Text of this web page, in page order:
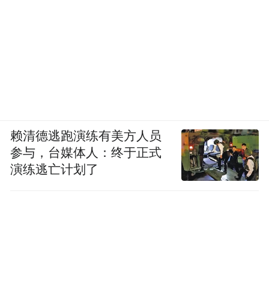
赖清德逃跑演练有美方人员
参与，台媒体人：终于正式
演练逃亡计划了